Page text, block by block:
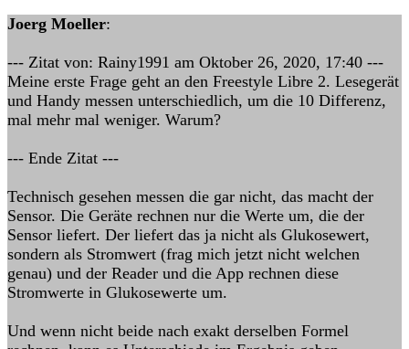
Joerg Moeller:
--- Zitat von: Rainy1991 am Oktober 26, 2020, 17:40 ---
Meine erste Frage geht an den Freestyle Libre 2. Lesegerät
und Handy messen unterschiedlich, um die 10 Differenz,
mal mehr mal weniger. Warum?
--- Ende Zitat ---
Technisch gesehen messen die gar nicht, das macht der
Sensor. Die Geräte rechnen nur die Werte um, die der
Sensor liefert. Der liefert das ja nicht als Glukosewert,
sondern als Stromwert (frag mich jetzt nicht welchen
genau) und der Reader und die App rechnen diese
Stromwerte in Glukosewerte um.
Und wenn nicht beide nach exakt derselben Formel